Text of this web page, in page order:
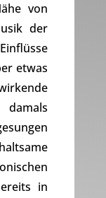
von
der
etwas
damals
in